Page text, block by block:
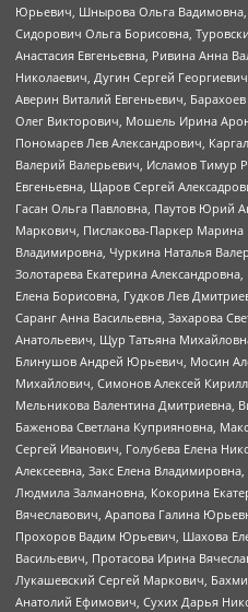
Юрьевич, Шнырова Ольга
Сидорович Ольга Борисовна,
Анастасия Евгеньевна, Ривина Анна
Николаевич, Дугин Сергей
Аверин Виталий Евгеньевич,
Олег Викторович, Мошель Ирина
Пономарев Лев Александрович,
Валерий Валерьевич, Исламов Тимур
Евгеньевна, Щаров Сергей
Гасан Ольга Павловна, Паутов Юрий
Маркович, Пислакова-Паркер Марина
Владимировна, Чуркина Наталья
Золотарева Екатерина
Елена Борисовна, Гудков Лев
Саранг Анна Васильевна, Захарова
Анатольевич, Щур Татьяна
Блинушов Андрей Юрьевич, Мосин
Михайлович, Симонов Алексей
Мельникова Валентина Дмитриевна,
Баженова Светлана Куприяновна,
Сергей Иванович, Голубева Елена
Алексеевна, Закс Елена
Людмила Залмановна, Кокорина
Вячеславович, Арапова Галина
Прохоров Вадим Юрьевич, Шахова
Васильевич, Протасова Ирина
Лукашевский Сергей Маркович,
Анатолий Ефимович, Сухих Дарья